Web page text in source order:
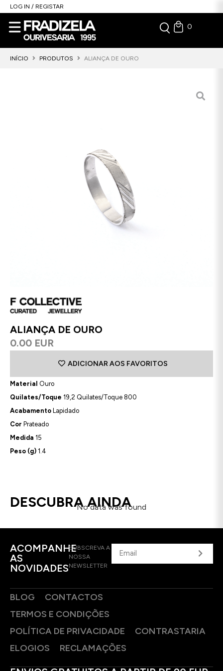
LOG IN / REGISTAR
0
INÍCIO PRODUTOS ALIANÇA DE OURO
ALIANÇA DE OURO
0.00 EUR
ADICIONAR AOS FAVORITOS
Material Ouro
Quilates/Toque 19,2 Quilates/Toque 800
Acabamento Lapidado
Cor Prateado
Medida 15
Peso (g) 1.4
DESCUBRA AINDA
No data was found
ACOMPANHE
AS
NOVIDADES
SUBSCREVA A
NOSSA
NEWSLETTER
BLOG
CONTACTOS
TERMOS E CONDIÇÕES
POLÍTICA DE PRIVACIDADE
CONTRASTARIA
ELOGIOS
RECLAMAÇÕES